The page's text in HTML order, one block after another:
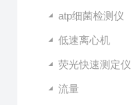
atp细菌检测仪
低速离心机
荧光快速测定仪
流量